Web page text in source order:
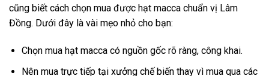
cũng biết cách chọn mua được hạt macca chuẩn vị Lâm
Đồng. Dưới đây là vài mẹo nhỏ cho bạn:
Chọn mua hạt macca có nguồn gốc rõ ràng, công khai.
Nên mua trực tiếp tại xưởng chế biến thay vì mua qua các